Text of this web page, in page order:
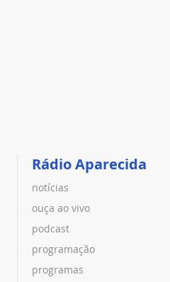
Rádio Aparecida
notícias
ouça ao vivo
podcast
programação
programas